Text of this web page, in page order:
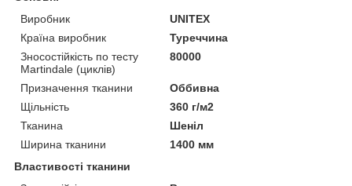
Виробник
UNITEX
Країна виробник
Туреччина
Зносостійкість по тесту
Martindale (циклів)
80000
Призначення тканини
Оббивна
Щільність
360 г/м2
Тканина
Шеніл
Ширина тканини
1400 мм
Властивості тканини